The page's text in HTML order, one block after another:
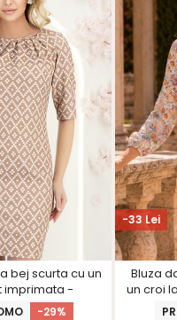
bej scurta cu un
imprimata -
-29%
-33 Lei
Bluza
un croi